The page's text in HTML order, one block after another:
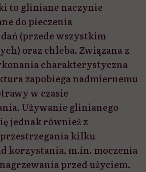
to gliniane naczynie
do pieczenia
(przede wszystkim
oraz chleba. Związana z
charakterystyczna
zapobiega nadmiernemu
w czasie
Używanie glinianego
jednak również z
kilku
korzystania, m.in. moczenia
przed użyciem.